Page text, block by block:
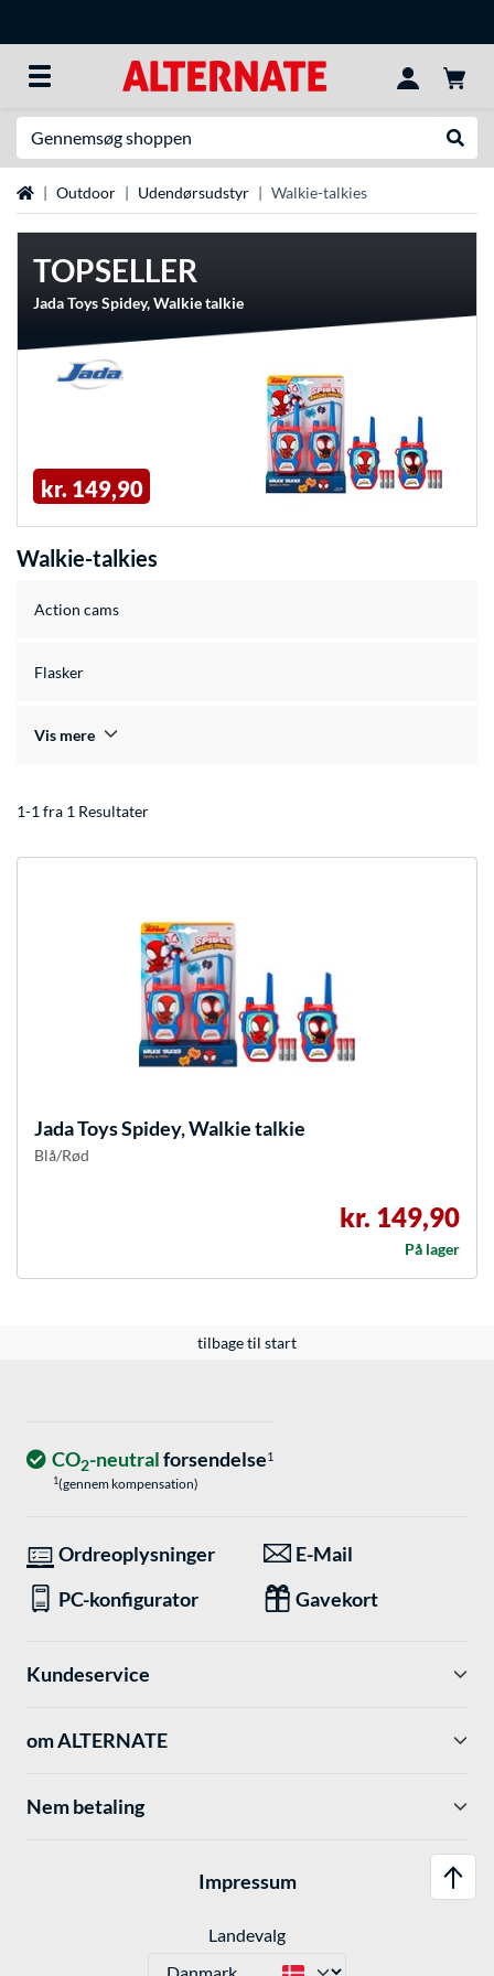
StartsideOutdoor Udendørsudstyr Walkie-talkies
TOPSELLER
Jada Toys Spidey, Walkie talkie
kr. 149,90
Walkie-talkies
Action cams
Flasker
Vis mere
1-1 fra 1 Resultater
Jada ToysSpidey, Walkie talkie
Blå/Rød
kr. 149,90
På lager
tilbage til start
CO2-neutralforsendelse1
1(gennem kompensation)
Ordreoplysninger
E-Mail
PC-konfigurator
Gavekort
Kundeservice
om ALTERNATE
Nem betaling
Impressum
Landevalg